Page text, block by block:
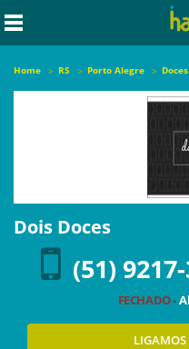
Home RS Porto Alegre Doces
Dois Doces
(51)
FECHADO -
LIGAMOS